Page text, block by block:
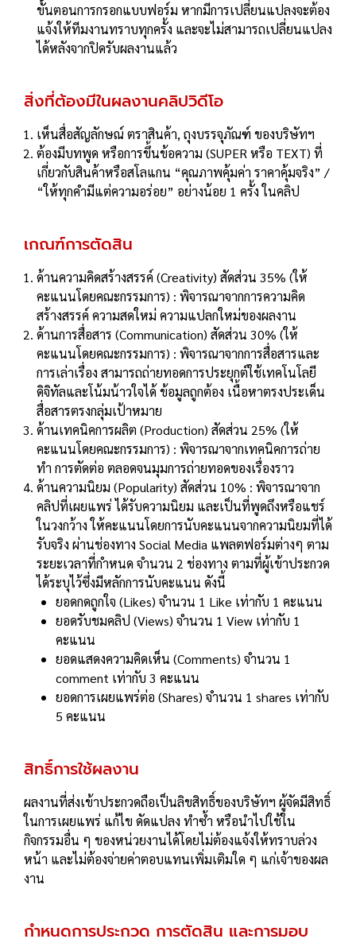
ขั้นตอนการกรอกแบบฟอร์ม หากมีการเปลี่ยนแปลงจะต้อง
แจ้งให้ทีมงานทราบทุกครั้ง และจะไม่สามารถเปลี่ยนแปลง
ได้หลังจากปิดรับผลงานแล้ว
สิ่งที่ต้องมีในผลงานคลิปวิดีโอ
เห็นสื่อสัญลักษณ์ ตราสินค้า, ถุงบรรจุภัณฑ์ ของบริษัทฯ
ต้องมีบทพูด หรือการขึ้นข้อความ (SUPER หรือ TEXT) ที่
เกี่ยวกับสินค้าหรือสโลแกน “คุณภาพคุ้มค่า ราคาคุ้มจริง” /
“ให้ทุกคำมีแต่ความอร่อย” อย่างน้อย 1 ครั้ง ในคลิป
เกณฑ์การตัดสิน
ด้านความคิดสร้างสรรค์ (Creativity) สัดส่วน 35% (ให้
คะแนนโดยคณะกรรมการ) : พิจารณาจากการความคิด
สร้างสรรค์ ความสดใหม่ ความแปลกใหม่ของผลงาน
ด้านการสื่อสาร (Communication) สัดส่วน 30% (ให้
คะแนนโดยคณะกรรมการ) : พิจารณาจากการสื่อสารและ
การเล่าเรื่อง สามารถถ่ายทอดการประยุกต์ใช้เทคโนโลยี
ดิจิทัลและโน้มน้าวใจได้ ข้อมูลถูกต้อง เนื้อหาตรงประเด็น
สื่อสารตรงกลุ่มเป้าหมาย
ด้านเทคนิคการผลิต (Production) สัดส่วน 25% (ให้
คะแนนโดยคณะกรรมการ) : พิจารณาจากเทคนิคการถ่าย
ทำ การตัดต่อ ตลอดจนมุมการถ่ายทอดของเรื่องราว
ด้านความนิยม (Popularity) สัดส่วน 10% : พิจารณาจาก
คลิปที่เผยแพร่ ได้รับความนิยม และเป็นที่พูดถึงหรือแชร์
ในวงกว้าง ให้คะแนนโดยการนับคะแนนจากความนิยมที่ได้
รับจริง ผ่านช่องทาง Social Media แพลตฟอร์มต่างๆ ตาม
ระยะเวลาที่กําหนด จํานวน 2 ช่องทาง ตามที่ผู้เข้าประกวด
ได้ระบุไว้ซึ่งมีหลักการนับคะแนน ดังนี้
ยอดกดถูกใจ (Likes) จํานวน 1 Like เท่ากับ 1 คะแนน
ยอดรับชมคลิป (Views) จํานวน 1 View เท่ากับ 1
คะแนน
ยอดแสดงความคิดเห็น (Comments) จํานวน 1
comment เท่ากับ 3 คะแนน
ยอดการเผยแพร่ต่อ (Shares) จํานวน 1 shares เท่ากับ
5 คะแนน
สิทธิ์การใช้ผลงาน
ผลงานที่ส่งเข้าประกวดถือเป็นลิขสิทธิ์ของบริษัทฯ ผู้จัดมีสิทธิ์
ในการเผยแพร่ แก้ไข ดัดแปลง ทําซํ้า หรือนําไปใช้ใน
กิจกรรมอื่น ๆ ของหน่วยงานได้โดยไม่ต้องแจ้งให้ทราบล่วง
หน้า และไม่ต้องจ่ายค่าตอบแทนเพิ่มเติมใด ๆ แก่เจ้าของผล
งาน
กําหนดการประกวด การตัดสิน และการมอบ